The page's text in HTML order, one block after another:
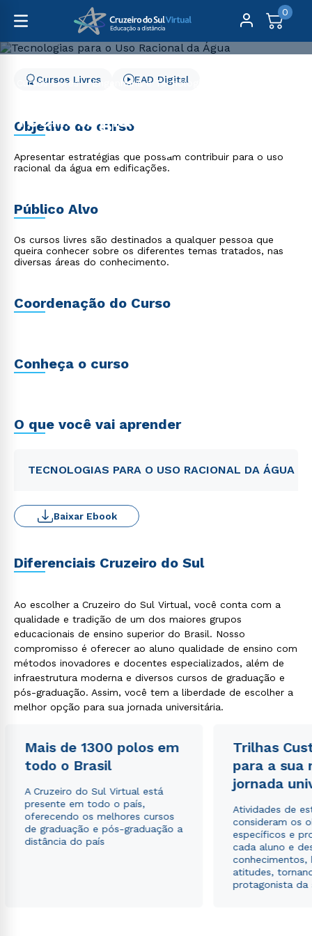
0
Cursos Livres
Engenharia e Tecnologia
Tecnologias para o Uso
Racional da Água
Cursos Livres EAD Digital
Objetivo do curso
Apresentar estratégias que possam contribuir para o uso
racional da água em edificações.
Público Alvo
Os cursos livres são destinados a qualquer pessoa que
queira conhecer sobre os diferentes temas tratados, nas
diversas áreas do conhecimento.
Coordenação do Curso
Conheça o curso
O que você vai aprender
TECNOLOGIAS PARA O USO RACIONAL DA ÁGUA
Baixar Ebook
Diferenciais Cruzeiro do Sul
Ao escolher a Cruzeiro do Sul Virtual, você conta com a
qualidade e tradição de um dos maiores grupos
educacionais de ensino superior do Brasil. Nosso
compromisso é oferecer ao aluno qualidade de ensino com
métodos inovadores e docentes especializados, além de
infraestrutura moderna e diversos cursos de graduação e
pós-graduação. Assim, você tem a liberdade de escolher a
melhor opção para sua jornada universitária.
Mais de 1300 polos em
todo o Brasil
A Cruzeiro do Sul Virtual está
presente em todo o país,
oferecendo os melhores cursos
de graduação e pós-graduação a
distância do país
Trilhas
para a sua
jornada
Atividades de
consideram os
específicos e
cada aluno e
conhecimentos,
atitudes,
protagonista da